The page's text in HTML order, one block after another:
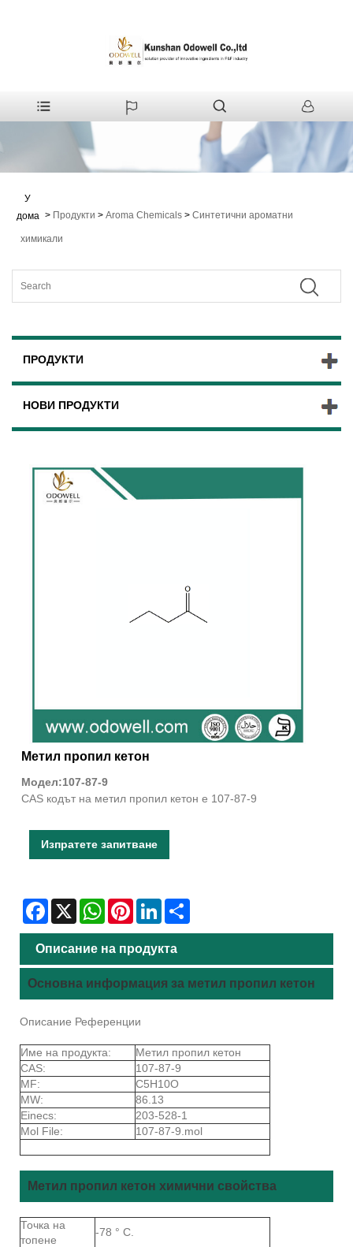
У
дома > Продукти > Aroma Chemicals > Синтетични ароматни
химикали
ПРОДУКТИ
НОВИ ПРОДУКТИ
Метил пропил кетон
Модел:107-87-9
CAS кодът на метил пропил кетон е 107-87-9
Изпратете запитване
Facebook
X WhatsAppPinterestLinkedIn
Описание на продукта
Основна информация за метил пропил кетон
Описание Референции
Име на продукта:
Метил пропил кетон
CAS:
107-87-9
MF:
C5H10O
MW:
86.13
Einecs:
203-528-1
Mol File:
107-87-9.mol
Метил пропил кетон химични свойства
Точка на
топене
-78 ° C.